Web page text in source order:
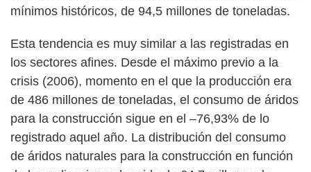
mínimos históricos, de 94,5 millones de toneladas.
Esta tendencia es muy similar a las registradas en
los sectores afines. Desde el máximo previo a la
crisis (2006), momento en el que la producción era
de 486 millones de toneladas, el consumo de áridos
para la construcción sigue en el –76,93% de lo
registrado aquel año. La distribución del consumo
de áridos naturales para la construcción en función